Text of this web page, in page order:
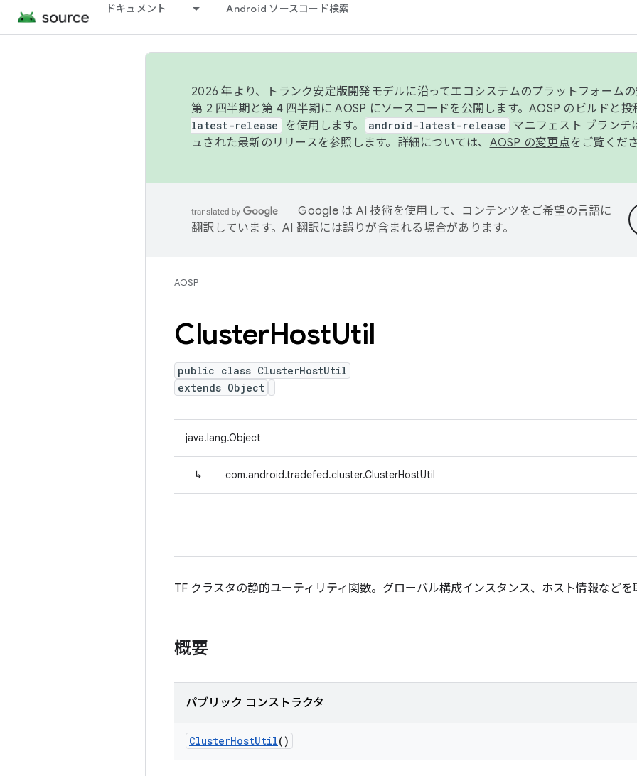
ドキュメント Android ソースコード検索
2026 年より、トランク安定版開発モデルに沿ってエコシステムのプラットフォーム
第 2 四半期と第 4 四半期に AOSP にソースコードを公開します。AOSP のビルドと投
latest-release を使用します。 android-latest-release マニフェスト ブランチ
ュされた最新のリリースを参照します。詳細については、 AOSP の変更点をご覧くだ
Google は AI 技術を使用して、コンテンツをご希望の言語に
翻訳しています。AI 翻訳には誤りが含まれる場合があります。
AOSP
ClusterHostUtil
public class ClusterHostUtil
extends Object
java.lang.Object
↳ com.android.tradefed.cluster.ClusterHostUtil
TF クラスタの静的ユーティリティ関数。グローバル構成インスタンス、ホスト情報などを
概要
パブリック コンストラクタ
ClusterHostUtil()